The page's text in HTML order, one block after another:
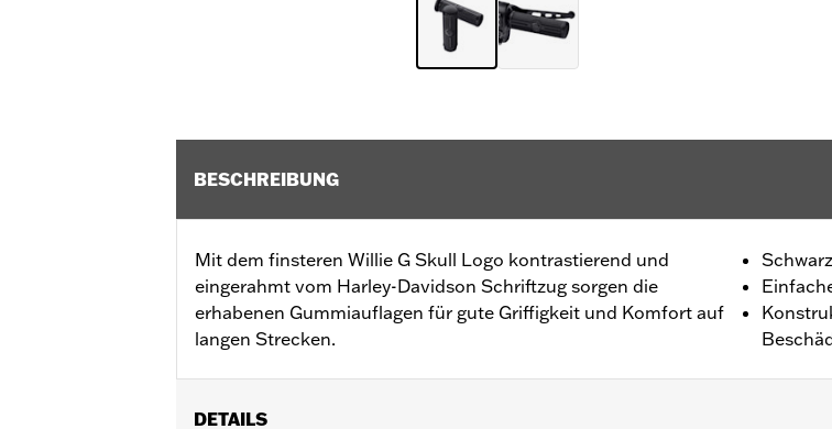
BESCHREIBUNG
Mit dem finsteren Willie G Skull Logo kontrastierend und
eingerahmt vom Harley-Davidson Schriftzug sorgen die
erhabenen Gummiauflagen für gute Griffigkeit und Komfort auf
langen Strecken.
DETAILS